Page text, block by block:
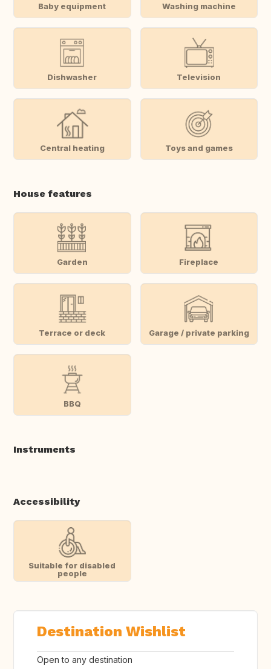
Baby equipment Washing machine
Dishwasher Television
Central heating Toys and games
House features
Garden Fireplace
Terrace or deck Garage / private parking
BBQ
Instruments
Accessibility
Suitable for disabled
people
Destination Wishlist
Open to any destination